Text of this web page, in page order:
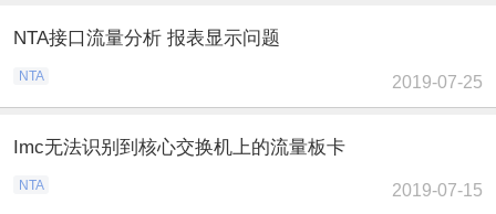
NTA接口流量分析 报表显示问题
NTA 2019-07-25
Imc无法识别到核心交换机上的流量板卡
NTA 2019-07-15